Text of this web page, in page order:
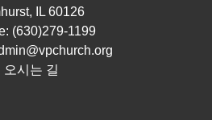
IL 60126
(630)279-1199
오시는 길